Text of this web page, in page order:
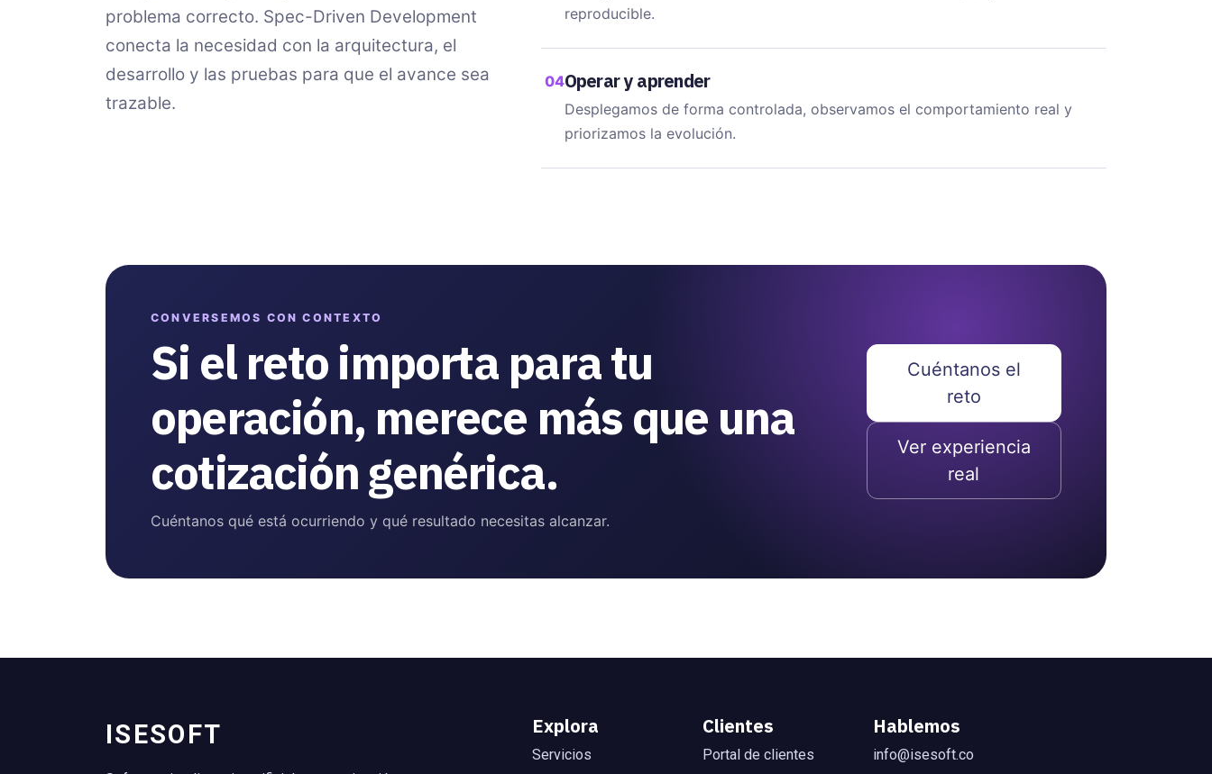
problema correcto. Spec-Driven Development
conecta la necesidad con la arquitectura, el
desarrollo y las pruebas para que el avance sea
trazable.
reproducible.
04Operar y aprender
Desplegamos de forma controlada, observamos el comportamiento real y
priorizamos la evolución.
CONVERSEMOS CON CONTEXTO
Si el reto importa para tu
operación, merece más que una
cotización genérica.
Cuéntanos qué está ocurriendo y qué resultado necesitas alcanzar.
Cuéntanos el
reto
Ver experiencia
real
ISESOFT Explora
Servicios
Clientes
Portal de clientes
Hablemos
info@isesoft.co